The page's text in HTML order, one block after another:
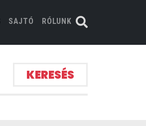
SAJTÓ RÓLUNK
KERESÉS